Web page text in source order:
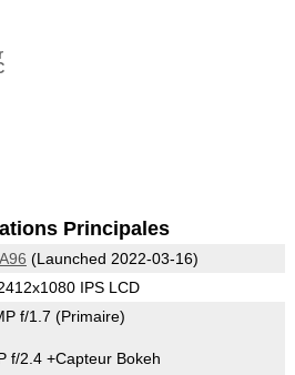
Principales
(Launched 2022-03-16)
IPS LCD
f/1.7 (Primaire)
f/2.4 +Capteur Bokeh